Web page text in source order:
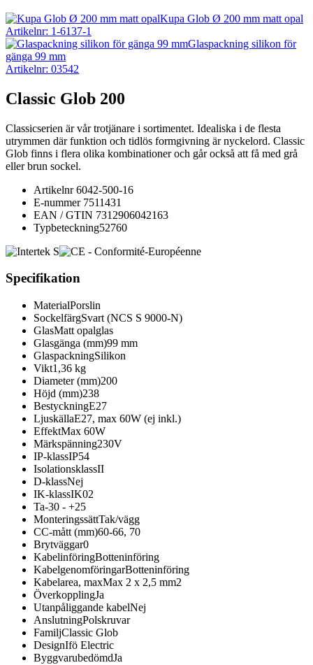
Kupa Glob Ø 200 mm matt opal
Artikelnr: 1-6137-1
Glaspackning silikon för
gänga 99 mm
Artikelnr: 03542
Classic Glob 200
Classicserien är vår trotjänare i sortimentet. Idealiska i de flesta
utrymmen där funktion och tidlös formgivning är nyckelord. Classic
Glob finns i flera olika kombinationer och går också att få med grå
eller brun sockel.
Artikelnr6042-500-16
E-nummer7511431
EAN / GTIN 7312906042163
Typbeteckning52760
Specifikation
MaterialPorslin
SockelfärgSvart (NCS S 9000-N)
GlasMatt opalglas
Glasgänga (mm)99 mm
GlaspackningSilikon
Vikt1,36 kg
Diameter (mm)200
Höjd (mm)238
BestyckningE27
LjuskällaE27, max 60W (ej inkl.)
EffektMax 60W
Märkspänning230V
IP-klassIP54
IsolationsklassII
D-klassNej
IK-klassIK02
Ta-30 - +25
MonteringssättTak/vägg
CC-mått (mm)60-66, 70
Brytväggar0
KabelinföringBotteninföring
KabelgenomföringarBotteninföring
Kabelarea, maxMax 2 x 2,5 mm2
ÖverkopplingJa
Utanpåliggande kabelNej
AnslutningPolskruvar
FamiljClassic Glob
DesignIfö Electric
ByggvarubedömdJa